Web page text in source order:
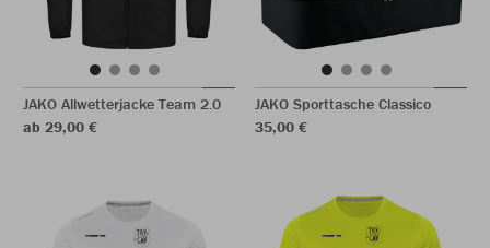
JAKO Allwetterjacke Team 2.0
ab 29,00 €
JAKO Sporttasche Classico
35,00 €